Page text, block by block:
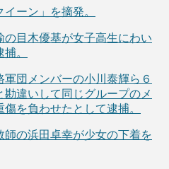
ーン」を摘発。
目木優基が女子高生にわい
。
団メンバーの小川泰輝ら６
勘違いして同じグループのメ
を負わせたとして逮捕。
の浜田卓幸が少女の下着を